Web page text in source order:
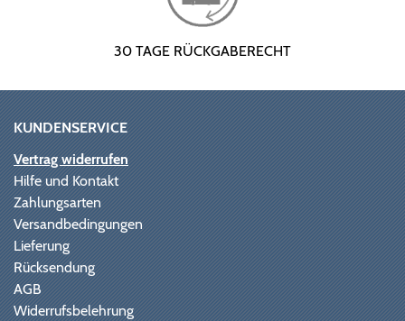
30 TAGE RÜCKGABERECHT
KUNDENSERVICE
Vertrag widerrufen
Hilfe und Kontakt
Zahlungsarten
Versandbedingungen
Lieferung
Rücksendung
AGB
Widerrufsbelehrung